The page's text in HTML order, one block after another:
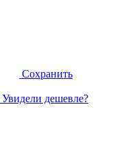
Сохранить
Увидели дешевле?